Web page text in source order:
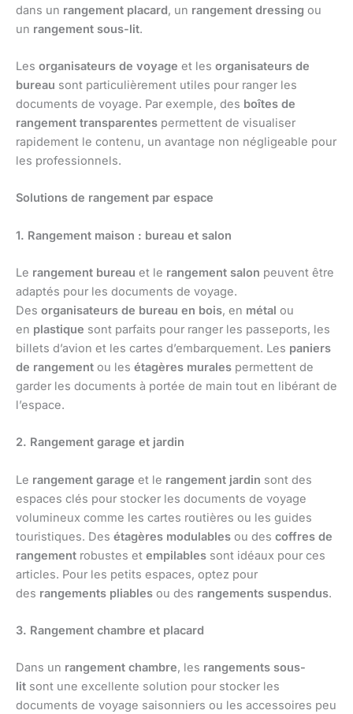
dans un rangement placard, un rangement dressing ou
un rangement sous-lit.
Les organisateurs de voyage et les organisateurs de
bureau sont particulièrement utiles pour ranger les
documents de voyage. Par exemple, des boîtes de
rangement transparentes permettent de visualiser
rapidement le contenu, un avantage non négligeable pour
les professionnels.
Solutions de rangement par espace
1. Rangement maison : bureau et salon
Le rangement bureau et le rangement salon peuvent être
adaptés pour les documents de voyage.
Des organisateurs de bureau en bois, en métal ou
en plastique sont parfaits pour ranger les passeports, les
billets d’avion et les cartes d’embarquement. Les paniers
de rangement ou les étagères murales permettent de
garder les documents à portée de main tout en libérant de
l’espace.
2. Rangement garage et jardin
Le rangement garage et le rangement jardin sont des
espaces clés pour stocker les documents de voyage
volumineux comme les cartes routières ou les guides
touristiques. Des étagères modulables ou des coffres de
rangement robustes et empilables sont idéaux pour ces
articles. Pour les petits espaces, optez pour
des rangements pliables ou des rangements suspendus.
3. Rangement chambre et placard
Dans un rangement chambre, les rangements sous-
lit sont une excellente solution pour stocker les
documents de voyage saisonniers ou les accessoires peu